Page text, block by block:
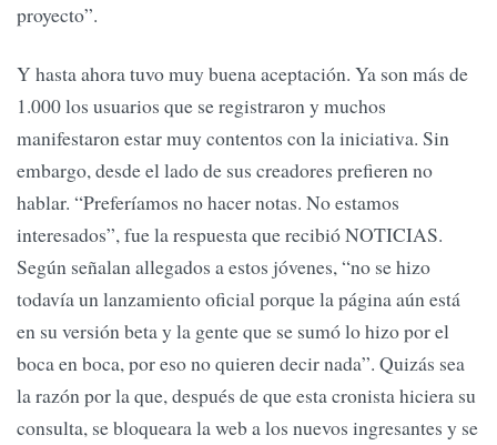
proyecto”.
Y hasta ahora tuvo muy buena aceptación. Ya son más de
1.000 los usuarios que se registraron y muchos
manifestaron estar muy contentos con la iniciativa. Sin
embargo, desde el lado de sus creadores prefieren no
hablar. “Preferíamos no hacer notas. No estamos
interesados”, fue la respuesta que recibió NOTICIAS.
Según señalan allegados a estos jóvenes, “no se hizo
todavía un lanzamiento oficial porque la página aún está
en su versión beta y la gente que se sumó lo hizo por el
boca en boca, por eso no quieren decir nada”. Quizás sea
la razón por la que, después de que esta cronista hiciera su
consulta, se bloqueara la web a los nuevos ingresantes y se